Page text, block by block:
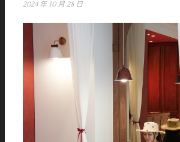
2024 年 10 月 28 日